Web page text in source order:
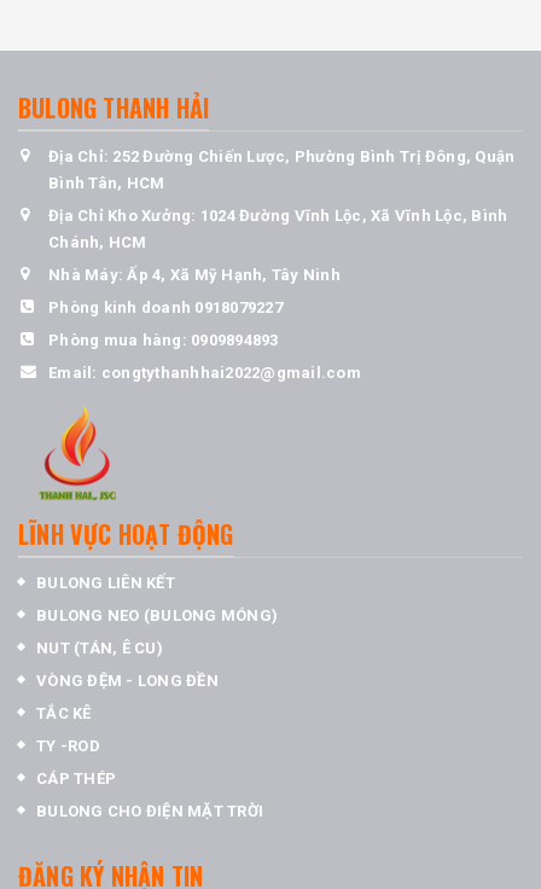
BULONG THANH HẢI
Địa Chỉ: 252 Đường Chiến Lược, Phường Bình Trị Đông, Quận
Bình Tân, HCM
Địa Chỉ Kho Xưởng: 1024 Đường Vĩnh Lộc, Xã Vĩnh Lộc, Bình
Chánh, HCM
Nhà Máy: Ấp 4, Xã Mỹ Hạnh, Tây Ninh
Phòng kinh doanh 0918079227
Phòng mua hàng: 0909894893
Email: congtythanhhai2022@gmail.com
LĨNH VỰC HOẠT ĐỘNG
BULONG LIÊN KẾT
BULONG NEO (BULONG MÓNG)
NUT (TÁN, Ê CU)
VÒNG ĐỆM - LONG ĐỀN
TẮC KÊ
TY -ROD
CÁP THÉP
BULONG CHO ĐIỆN MẶT TRỜI
ĐĂNG KÝ NHẬN TIN